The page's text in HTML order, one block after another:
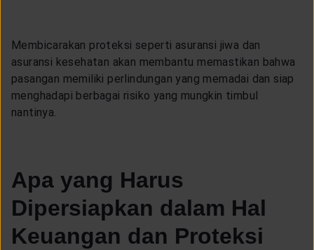
Membicarakan proteksi seperti asuransi jiwa dan
asuransi kesehatan akan membantu memastikan bahwa
pasangan memiliki perlindungan yang memadai dan siap
menghadapi berbagai risiko yang mungkin timbul
nantinya.
Apa yang Harus
Dipersiapkan dalam Hal
Keuangan dan Proteksi